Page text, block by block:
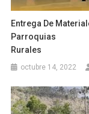
Entrega De
Parroquias
Rurales
octubre 14, 2022